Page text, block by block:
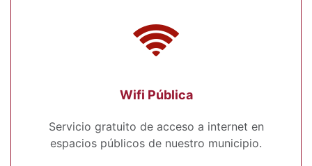
Wifi Pública
Servicio gratuito de acceso a internet en
espacios públicos de nuestro municipio.